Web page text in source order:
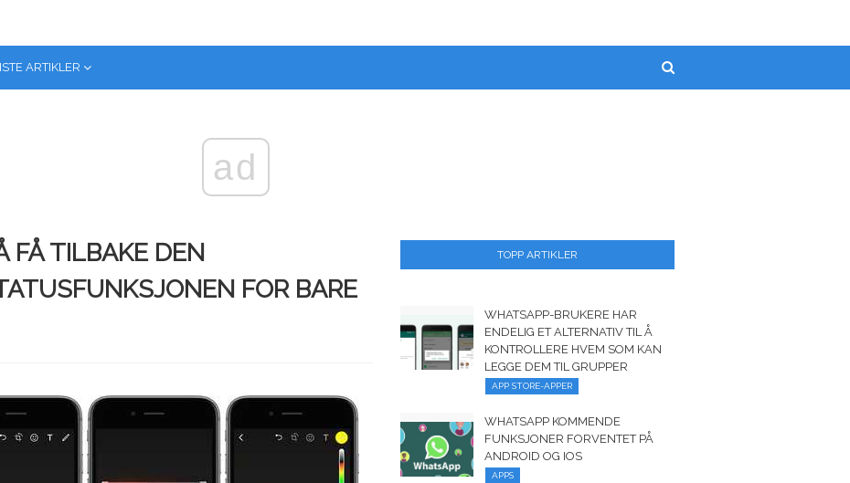
ARTIKLER
ad
FÅ TILBAKE DEN
FOR BARE
TOPP ARTIKLER
WHATSAPP-BRUKERE HAR
ENDELIG ET ALTERNATIV TIL Å
KONTROLLERE HVEM SOM KAN
LEGGE DEM TIL GRUPPER
APP STORE-APPER
WHATSAPP KOMMENDE
FUNKSJONER FORVENTET PÅ
ANDROID OG IOS
APPS